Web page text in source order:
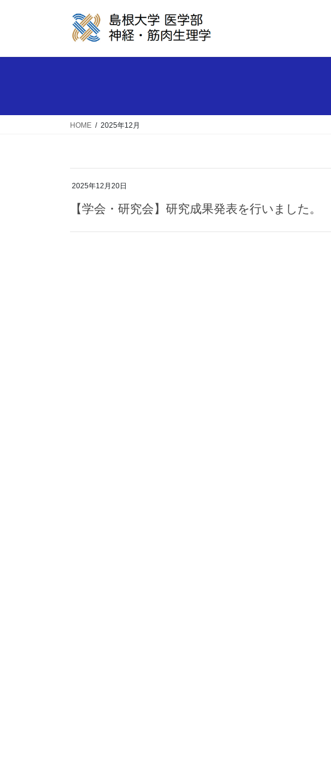
HOME 2025年12月
2025年12月20日
【学会・研究会】研究成果発表を行いました。